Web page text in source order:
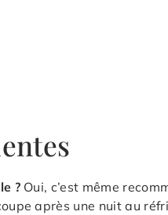
?Oui, c’est même
après une nuit au